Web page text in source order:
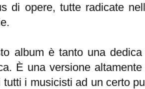
di opere, tutte radicate
album è tanto una
È una versione
tutti i musicisti ad un certo